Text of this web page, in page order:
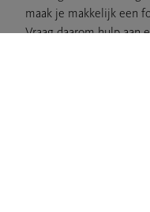
maak je makkelijk een
Vraag daarom hulp aan